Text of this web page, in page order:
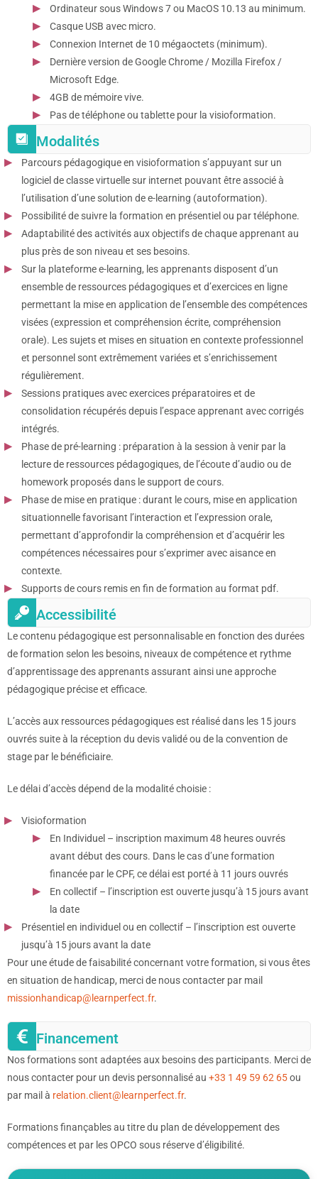
Ordinateur sous Windows 7 ou MacOS 10.13 au minimum.
Casque USB avec micro.
Connexion Internet de 10 mégaoctets (minimum).
Dernière version de Google Chrome / Mozilla Firefox /
Microsoft Edge.
4GB de mémoire vive.
Pas de téléphone ou tablette pour la visioformation.
Modalités
Parcours pédagogique en visioformation s’appuyant sur un
logiciel de classe virtuelle sur internet pouvant être associé à
l’utilisation d’une solution de e-learning (autoformation).
Possibilité de suivre la formation en présentiel ou par téléphone.
Adaptabilité des activités aux objectifs de chaque apprenant au
plus près de son niveau et ses besoins.
Sur la plateforme e-learning, les apprenants disposent d’un
ensemble de ressources pédagogiques et d’exercices en ligne
permettant la mise en application de l’ensemble des compétences
visées (expression et compréhension écrite, compréhension
orale). Les sujets et mises en situation en contexte professionnel
et personnel sont extrêmement variées et s’enrichissement
régulièrement.
Sessions pratiques avec exercices préparatoires et de
consolidation récupérés depuis l’espace apprenant avec corrigés
intégrés.
Phase de pré-learning : préparation à la session à venir par la
lecture de ressources pédagogiques, de l’écoute d’audio ou de
homework proposés dans le support de cours.
Phase de mise en pratique : durant le cours, mise en application
situationnelle favorisant l’interaction et l’expression orale,
permettant d’approfondir la compréhension et d’acquérir les
compétences nécessaires pour s’exprimer avec aisance en
contexte.
Supports de cours remis en fin de formation au format pdf.
Accessibilité
Le contenu pédagogique est personnalisable en fonction des durées
de formation selon les besoins, niveaux de compétence et rythme
d’apprentissage des apprenants assurant ainsi une approche
pédagogique précise et efficace.
L’accès aux ressources pédagogiques est réalisé dans les 15 jours
ouvrés suite à la réception du devis validé ou de la convention de
stage par le bénéficiaire.
Le délai d’accès dépend de la modalité choisie :
Visioformation
En Individuel – inscription maximum 48 heures ouvrés
avant début des cours. Dans le cas d’une formation
financée par le CPF, ce délai est porté à 11 jours ouvrés
En collectif – l’inscription est ouverte jusqu’à 15 jours avant
la date
Présentiel en individuel ou en collectif – l’inscription est ouverte
jusqu’à 15 jours avant la date
Pour une étude de faisabilité concernant votre formation, si vous êtes
en situation de handicap, merci de nous contacter par mail
missionhandicap@learnperfect.fr.
Financement
Nos formations sont adaptées aux besoins des participants. Merci de
nous contacter pour un devis personnalisé au +33 1 49 59 62 65ou
par mail à relation.client@learnperfect.fr.
Formations finançables au titre du plan de développement des
compétences et par les OPCO sous réserve d’éligibilité.